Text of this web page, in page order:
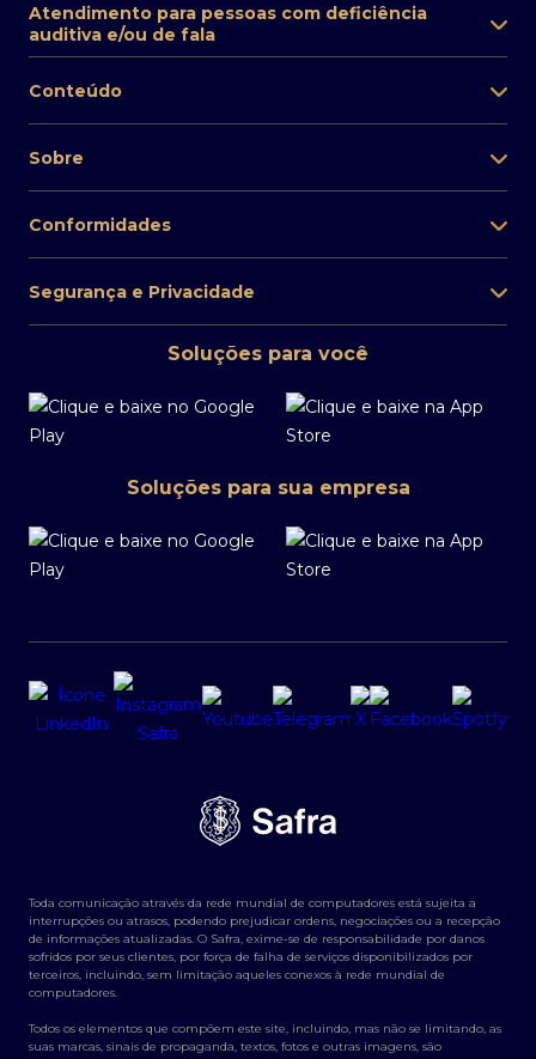
Atendimento para pessoas com deficiência
auditiva e/ou de fala
Conteúdo
Sobre
Conformidades
Segurança e Privacidade
Soluções para você
Soluções para sua empresa
Toda comunicação através da rede mundial de computadores está sujeita a
interrupções ou atrasos, podendo prejudicar ordens, negociações ou a recepção
de informações atualizadas. O Safra, exime-se de responsabilidade por danos
sofridos por seus clientes, por força de falha de serviços disponibilizados por
terceiros, incluindo, sem limitação aqueles conexos à rede mundial de
computadores.
Todos os elementos que compõem este site, incluindo, mas não se limitando, as
suas marcas, sinais de propaganda, textos, fotos e outras imagens, são